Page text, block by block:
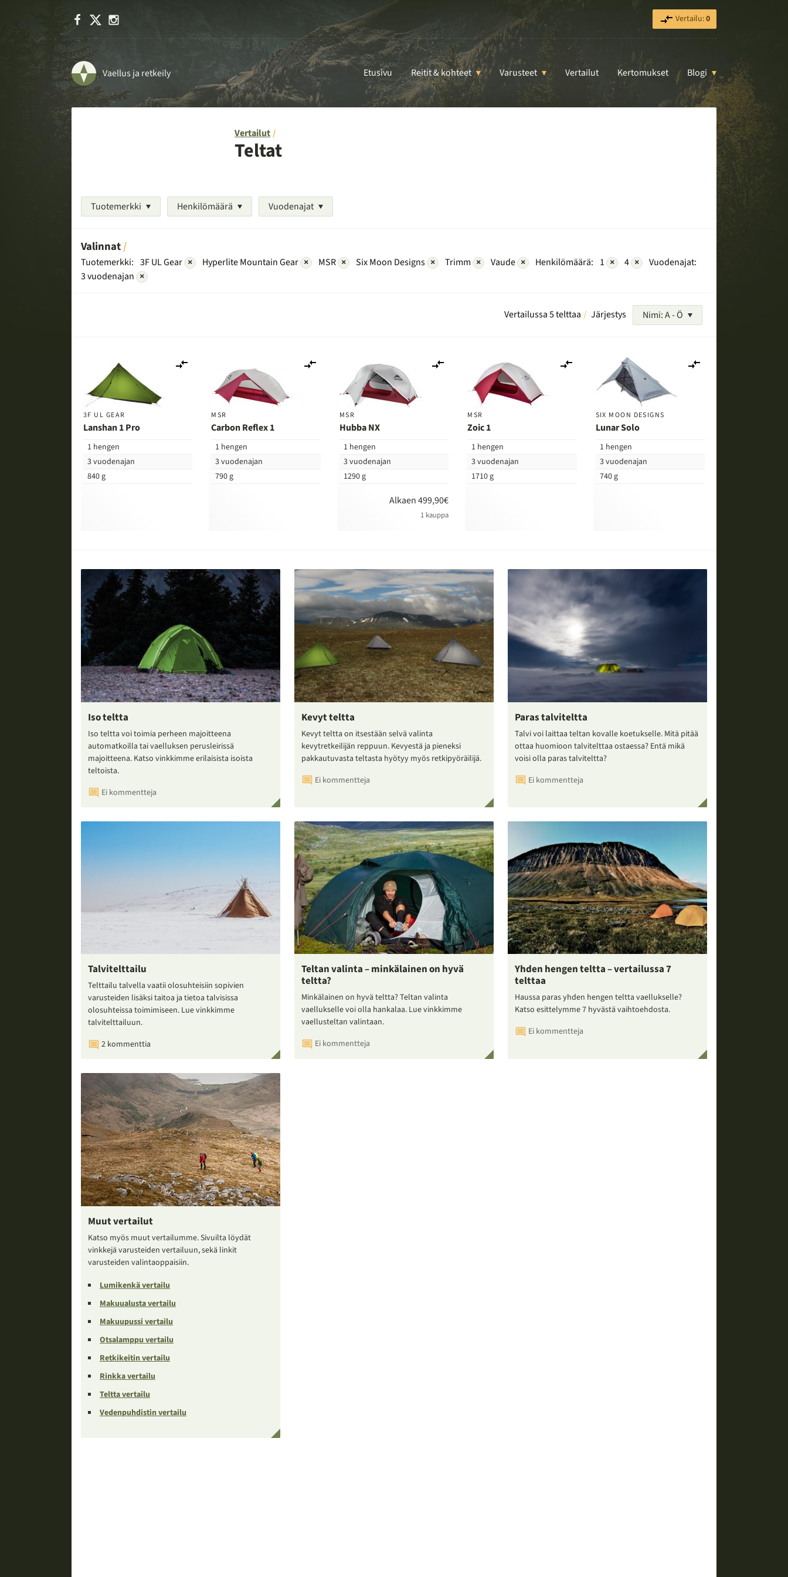
Facebook Vertailu:0
Vaellus ja retkeily Etusivu Reitit & kohteet Varusteet Vertailut Kertomukset Blogi
Vertailut
Teltat
Tuotemerkki Henkilömäärä Vuodenajat
Valinnat
Tuotemerkki: 3F UL Gear × Hyperlite Mountain Gear × MSR × Six Moon Designs × Trimm × Vaude × Henkilömäärä: 1 × 4 ×
Vuodenajat:
3 vuodenajan ×
Vertailussa 5 telttaa Järjestys Nimi: A - Ö
3F UL GEAR
Lanshan 1 Pro
1 hengen
3 vuodenajan
840 g
vertailuun
MSR
Carbon Reflex 1
1 hengen
3 vuodenajan
790 g
vertailuun
MSR
Hubba NX
1 hengen
3 vuodenajan
1290 g
Alkaen 499,90€
1 kauppa
vertailuun
MSR
Zoic 1
1 hengen
3 vuodenajan
1710 g
vertailuun
SIX MOON DESIGNS
Lunar Solo
1 hengen
3 vuodenajan
740 g
Iso teltta
Iso teltta voi toimia perheen majoitteena
automatkoilla tai vaelluksen perusleirissä
majoitteena. Katso vinkkimme erilaisista isoista
teltoista.
Ei kommentteja
Kevyt teltta
Kevyt teltta on itsestään selvä valinta
kevytretkeilijän reppuun. Kevyestä ja pieneksi
pakkautuvasta teltasta hyötyy myös retkipyöräilijä.
Ei kommentteja
Paras talviteltta
Talvi voi laittaa teltan kovalle koetukselle. Mitä pitää
ottaa huomioon talvitelttaa ostaessa? Entä mikä
voisi olla paras talviteltta?
Ei kommentteja
Talvitelttailu
Telttailu talvella vaatii olosuhteisiin sopivien
varusteiden lisäksi taitoa ja tietoa talvisissa
olosuhteissa toimimiseen. Lue vinkkimme
talvitelttailuun.
2 kommenttia
Teltan valinta – minkälainen on hyvä
teltta?
Minkälainen on hyvä teltta? Teltan valinta
vaellukselle voi olla hankalaa. Lue vinkkimme
vaellusteltan valintaan.
Ei kommentteja
Yhden hengen teltta – vertailussa 7
telttaa
Haussa paras yhden hengen teltta vaellukselle?
Katso esittelymme 7 hyvästä vaihtoehdosta.
Ei kommentteja
Muut vertailut
Katso myös muut vertailumme. Sivuilta löydät
vinkkejä varusteiden vertailuun, sekä linkit
varusteiden valintaoppaisiin.
Lumikenkä vertailu
Makuualusta vertailu
Makuupussi vertailu
Otsalamppu vertailu
Retkikeitin vertailu
Rinkka vertailu
Teltta vertailu
Vedenpuhdistin vertailu